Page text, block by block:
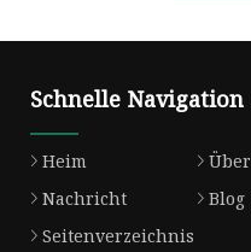
Schnelle Navigation
Heim
Nachricht
Blog
Seitenverzeichnis